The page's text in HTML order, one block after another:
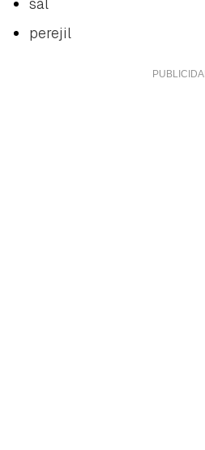
Guardar como
Para poder guardar como
perejil